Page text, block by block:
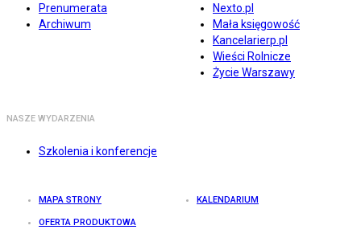
Prenumerata
Archiwum
Nexto.pl
Mała księgowość
Kancelarierp.pl
Wieści Rolnicze
Życie Warszawy
NASZE WYDARZENIA
Szkolenia i konferencje
MAPA STRONY KALENDARIUM
OFERTA PRODUKTOWA